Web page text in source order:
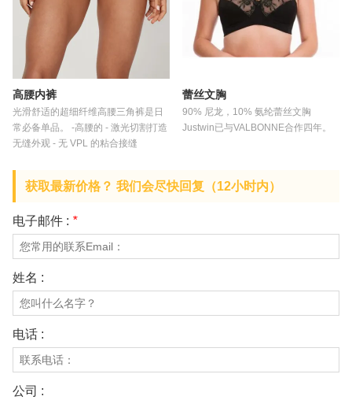
高腰内裤
光滑舒适的超细纤维高腰三角裤是日
常必备单品。 -高腰的 - 激光切割打造
无缝外观 - 无 VPL 的粘合接缝
蕾丝文胸
90% 尼龙，10% 氨纶蕾丝文胸
Justwin已与VALBONNE合作四年。
获取最新价格？ 我们会尽快回复（12小时内）
电子邮件 : *
姓名 :
电话 :
公司 :